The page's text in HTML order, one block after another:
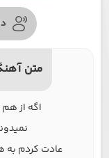
متن
اگه از
عادت کردم به